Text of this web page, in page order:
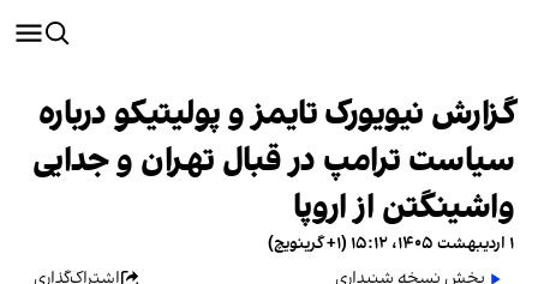
گزارش نیویورک تایمز و پولیتیکو درباره
سیاست ترامپ در قبال تهران و جدایی
واشینگتن از اروپا
۱ اردیبهشت ۱۴۰۵، ۱۵:۱۲ (‎+۱ گرینویچ)
پخش نسخه شنیداری
اشتراک‌گذاری